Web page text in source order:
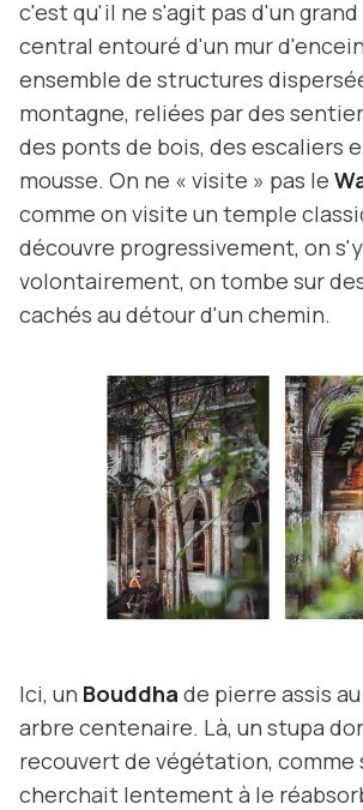
c'est qu'il ne s'agit pas d'un
central entouré d'un mur
ensemble de structures
montagne, reliées par des
des ponts de bois, des escaliers
mousse. On ne « visite » pas le
comme on visite un temple
découvre progressivement, on
volontairement, on tombe sur
cachés au détour d'un chemin.
Ici, un Bouddha de pierre assis
arbre centenaire. Là, un stupa
recouvert de végétation, comme
cherchait lentement à le